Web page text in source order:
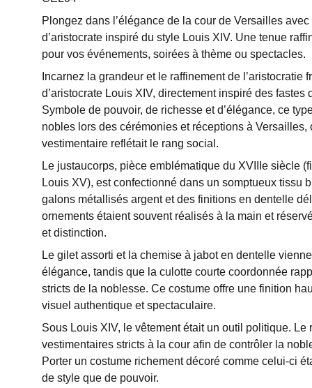
Plongez dans l’élégance de la cour de Versailles
d’aristocrate inspiré du style Louis XIV. Une tenue
pour vos événements, soirées à thème ou spectacles.
Incarnez la grandeur et le raffinement de l’aristocratie
d’aristocrate Louis XIV, directement inspiré des fastes
Symbole de pouvoir, de richesse et d’élégance, ce
nobles lors des cérémonies et réceptions à Versailles,
vestimentaire reflétait le rang social.
Le justaucorps, pièce emblématique du XVIIIe siècle
Louis XV), est confectionné dans un somptueux tissu
galons métallisés argent et des finitions en dentelle
ornements étaient souvent réalisés à la main et
et distinction.
Le gilet assorti et la chemise à jabot en dentelle
élégance, tandis que la culotte courte coordonnée
stricts de la noblesse. Ce costume offre une finition
visuel authentique et spectaculaire.
Sous Louis XIV, le vêtement était un outil politique. Le
vestimentaires stricts à la cour afin de contrôler la
Porter un costume richement décoré comme celui-ci
de style que de pouvoir.